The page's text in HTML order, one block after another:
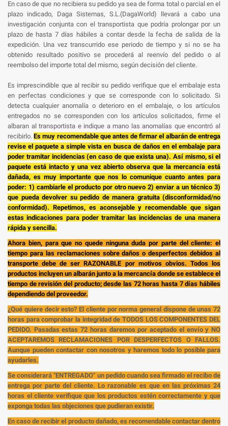
En caso de que no recibiera su pedido ya sea de forma total o parcial en el
plazo indicado, Daga Sistemas, S.L.(DagaWorld) llevará a cabo una
investigación conjunta con el transportista que podría prolongar por un
plazo de hasta 7 días hábiles a contar desde la fecha de salida de la
expedición. Una vez transcurrido ese periodo de tiempo y si no se ha
obtenido resultado positivo se procederá al reenvío del pedido o al
reembolso del importe total del mismo, según decisión del cliente.
Es imprescindible que al recibir su pedido verifique que el embalaje esta
en perfectas condiciones y que se corresponde con lo solicitado. Si
detecta cualquier anomalía o deterioro en el embalaje, o los artículos
entregados no se corresponden con los artículos solicitados, firme el
albaran al transportista e indique a mano las anomalías que encontró al
recibirlo.Es muy recomendable que antes de firmar el albarán de entrega
revise el paquete a simple vista en busca de daños en el embalaje para
poder tramitar incidencias (en caso de que exista una). Así mismo, si el
paquete está intacto y una vez abierto observa que la mercancía está
dañada, es muy importante que nos lo comunique cuanto antes para
poder: 1) cambiarle el producto por otro nuevo 2) enviar a un técnico 3)
que pueda devolver su pedido de manera gratuita (disconformidad/no
conformidad). Repetimos, es aconsejable y recomendable que sigan
estas indicaciones para poder tramitar las incidencias de una manera
rápida y sencilla.
Ahora bien, para que no quede ninguna duda por parte del cliente: el
tiempo para las reclamaciones sobre daños o desperfectos debidos al
transporte debe de ser RAZONABLE por motivos obvios. Todos los
productos incluyen un albarán junto a la mercancía donde se establece el
tiempo de revisión del producto; desde las 72 horas hasta 7 días hábiles
dependiendo del proveedor.
¿Qué quiere decir esto? El cliente por norma general dispone de unas 72
horas para comprobar la integridad de TODOS LOS COMPONENTES DEL
PEDIDO. Pasadas estas 72 horas daremos por aceptado el envío y NO
ACEPTAREMOS RECLAMACIONES POR DESPERFECTOS O FALLOS.
Aunque pueden contactar con nosotros y haremos todo lo posible para
ayudarles.
Se considerará "ENTREGADO" un pedido cuando sea firmado el recibo de
entrega por parte del cliente. Lo razonable es que en las próximas 24
horas el cliente verifique que los productos estén correctamente y que
exponga todas las objeciones que pudieran existir.
En caso de recibir el producto dañado, es recomendable contactar dentro